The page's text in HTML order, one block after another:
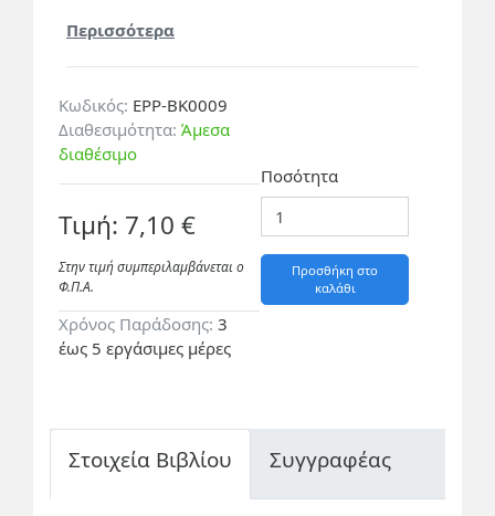
Περισσότερα
Κωδικός: EPP-BK0009
Διαθεσιμότητα: Άμεσα
διαθέσιμο
Τιμή: 7,10 €
Στην τιμή συμπεριλαμβάνεται ο
Φ.Π.A.
Χρόνος Παράδοσης: 3
έως 5 εργάσιμες μέρες
Ποσότητα
Προσθήκη στο
καλάθι
Στοιχεία Βιβλίου Συγγραφέας